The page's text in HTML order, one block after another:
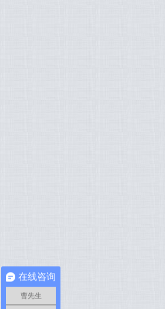
在线咨询
曹先生